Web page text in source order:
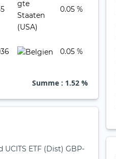
0.05 %
0.05 %
Summe : 1.52 %
ETF (Dist) GBP-